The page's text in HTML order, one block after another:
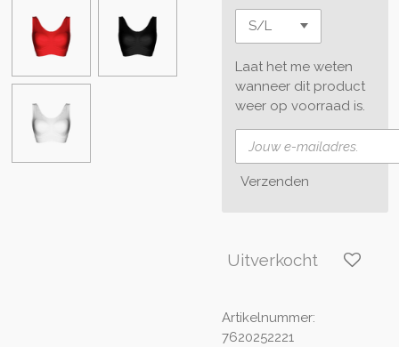
Laat het me weten
wanneer dit product
weer op voorraad is.
Verzenden
Uitverkocht
Artikelnummer:
7620252221